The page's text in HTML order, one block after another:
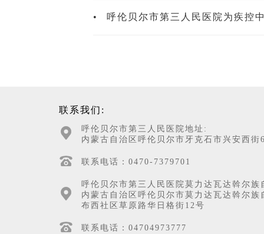
• 呼伦贝尔市第三人民医院为疾控
联系我们:
呼伦贝尔市第三人民医院地址:
内蒙古自治区呼伦贝尔市牙克石市兴安西街
联系电话：0470-7379701
呼伦贝尔市第三人民医院莫力达瓦达斡尔
内蒙古自治区呼伦贝尔市莫力达瓦达斡尔族
布西社区草原路华日格街12号
联系电话：04704973777